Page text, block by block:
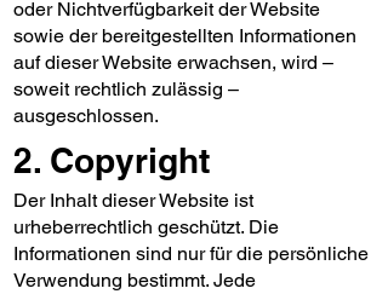
oder Nichtverfügbarkeit der Website
sowie der bereitgestellten Informationen
auf dieser Website erwachsen, wird –
soweit rechtlich zulässig –
ausgeschlossen.
2. Copyright
Der Inhalt dieser Website ist
urheberrechtlich geschützt. Die
Informationen sind nur für die persönliche
Verwendung bestimmt. Jede